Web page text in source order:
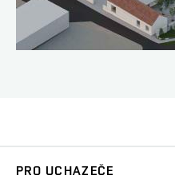
PRO UCHAZEČE